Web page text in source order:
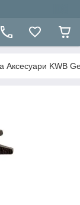
Аксесуари KWB